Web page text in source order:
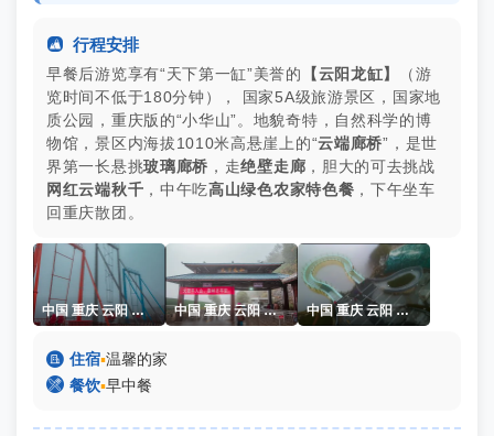
 行程安排
早餐后游览享有“天下第一缸”美誉的 【云阳龙缸】
（游
览时间不低于180分钟）， 国家5A级旅游景区，国家地
质公园，重庆版的“小华山”。地貌奇特，自然科学的博
物馆，景区内海拔1010米高悬崖上的“云端廊桥”，是世
界第一长悬挑玻璃廊桥 ，走绝壁走廊 ，胆大的可去挑战
网红云端秋千 ，中午吃高山绿色农家特色餐 ，下午坐车
回重庆散团。
中国 重庆 云阳 云阳龙缸 悬崖秋千 冬季 杨志熠 中国 重庆 云阳 云阳龙缸 景区大门 冬季 杨志熠 中国 重庆 云阳 云阳龙缸 玻璃廊桥 冬季 杨志熠
 住宿▪温馨的家
 餐饮▪早中餐